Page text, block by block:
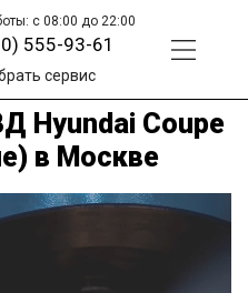
с 08:00 до 22:00
555-93-61
сервис
Hyundai Coupe
в Москве